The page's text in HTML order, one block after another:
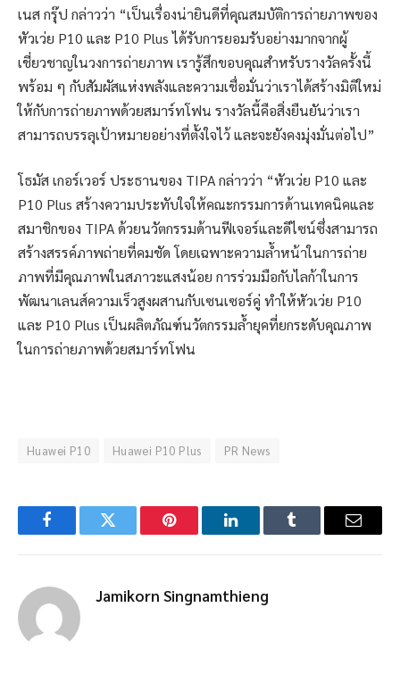
เนส กรุ๊ป กล่าวว่า “เป็นเรื่องน่ายินดีที่คุณสมบัติการถ่ายภาพของ
หัวเว่ย P10 และ P10 Plus ได้รับการยอมรับอย่างมากจากผู้
เชี่ยวชาญในวงการถ่ายภาพ เรารู้สึกขอบคุณสำหรับรางวัลครั้งนี้
พร้อม ๆ กับสัมผัสแห่งพลังและความเชื่อมั่นว่าเราได้สร้างมิติใหม่
ให้กับการถ่ายภาพด้วยสมาร์ทโฟน รางวัลนี้คือสิ่งยืนยันว่าเรา
สามารถบรรลุเป้าหมายอย่างที่ตั้งใจไว้ และจะยังคงมุ่งมั่นต่อไป”
โธมัส เกอร์เวอร์ ประธานของ TIPA กล่าวว่า “หัวเว่ย P10 และ
P10 Plus สร้างความประทับใจให้คณะกรรมการด้านเทคนิคและ
สมาชิกของ TIPA ด้วยนวัตกรรมด้านฟีเจอร์และดีไซน์ซึ่งสามารถ
สร้างสรรค์ภาพถ่ายที่คมชัด โดยเฉพาะความล้ำหน้าในการถ่าย
ภาพที่มีคุณภาพในสภาวะแสงน้อย การร่วมมือกับไลก้าในการ
พัฒนาเลนส์ความเร็วสูงผสานกับเซนเซอร์คู่ ทำให้หัวเว่ย P10
และ P10 Plus เป็นผลิตภัณฑ์นวัตกรรมล้ำยุคที่ยกระดับคุณภาพ
ในการถ่ายภาพด้วยสมาร์ทโฟน
Huawei P10 Huawei P10 Plus PR News
FacebookTwitter Pinterest LinkedInTumblr Email
Jamikorn Singnamthieng